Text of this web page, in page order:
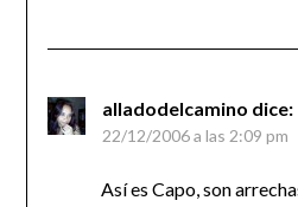
alladodelcamino dice:
22/12/2006 a las 2:09 pm
Así es Capo, son